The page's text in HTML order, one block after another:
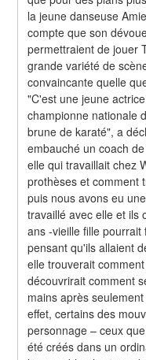
la jeune danseuse
compte que son
permettraient de jouer
grande variété de
convaincante quelle
"C'est une jeune
championne nationale
brune de karaté", a
embauché un coach
elle qui travaillait chez
prothèses et comment
puis nous avons eu
travaillé avec elle et ils
ans -vieille fille
pensant qu'ils allaient
elle trouverait
découvrirait comment
mains après
effet, certains des
personnage – ceux
été créés dans un